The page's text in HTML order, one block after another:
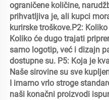
ograničene količine,
prihvatljiva je, ali kupci
kurirske troškove.P2:
Koliko će dugo trajati
samo logotip, već i dizajn
dostupne su. P5: Koja je
Naše sirovine su sve
I imamo vrlo stroge
naši konačni proizvodi